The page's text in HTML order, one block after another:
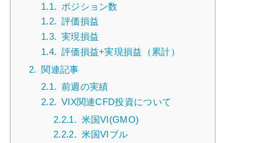
1.1. ポジション数
1.2. 評価損益
1.3. 実現損益
1.4. 評価損益+実現損益（累計）
2. 関連記事
2.1. 前週の実績
2.2. VIX関連CFD投資について
2.2.1. 米国VI(GMO)
2.2.2. 米国VIブル